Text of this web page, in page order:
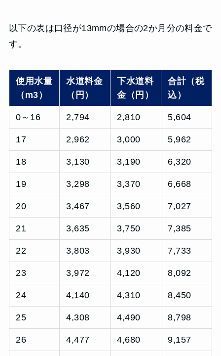
以下の表は口径が13mmの場合の2か月分の料金で
す。
使用水量
（m3）
水道料金
（円）
下水道料
金（円）
合計（税
込）
0～16 2,794 2,810 5,604
17 2,962 3,000 5,962
18 3,130 3,190 6,320
19 3,298 3,370 6,668
20 3,467 3,560 7,027
21 3,635 3,750 7,385
22 3,803 3,930 7,733
23 3,972 4,120 8,092
24 4,140 4,310 8,450
25 4,308 4,490 8,798
26 4,477 4,680 9,157